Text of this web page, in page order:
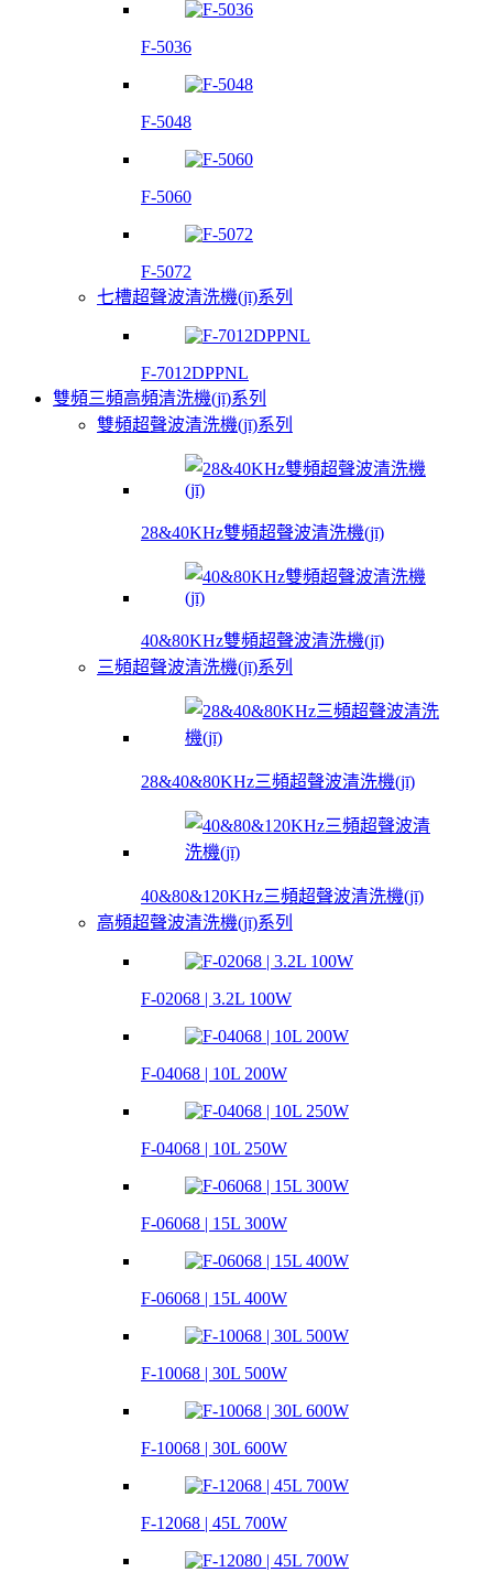
F-5036
F-5048
F-5060
F-5072
七槽超聲波清洗機(jī)系列
F-7012DPPNL
雙頻三頻高頻清洗機(jī)系列
雙頻超聲波清洗機(jī)系列
28&40KHz雙頻超聲波清洗機(jī)
40&80KHz雙頻超聲波清洗機(jī)
三頻超聲波清洗機(jī)系列
28&40&80KHz三頻超聲波清洗機(jī)
40&80&120KHz三頻超聲波清洗機(jī)
高頻超聲波清洗機(jī)系列
F-02068 | 3.2L 100W
F-04068 | 10L 200W
F-04068 | 10L 250W
F-06068 | 15L 300W
F-06068 | 15L 400W
F-10068 | 30L 500W
F-10068 | 30L 600W
F-12068 | 45L 700W